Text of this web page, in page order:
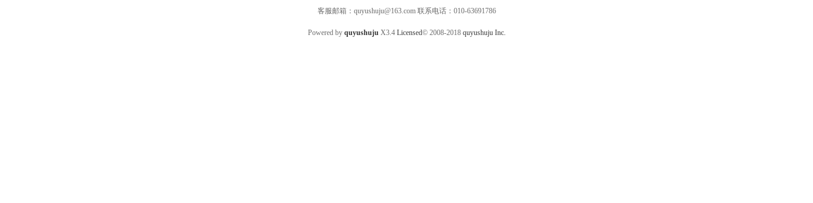
客服邮箱：quyushuju@163.com 联系电话：010-63691786
Powered by quyushuju X3.4 Licensed© 2008-2018 quyushuju Inc.